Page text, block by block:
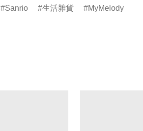
Sanrio 生活雜貨 MyMelody